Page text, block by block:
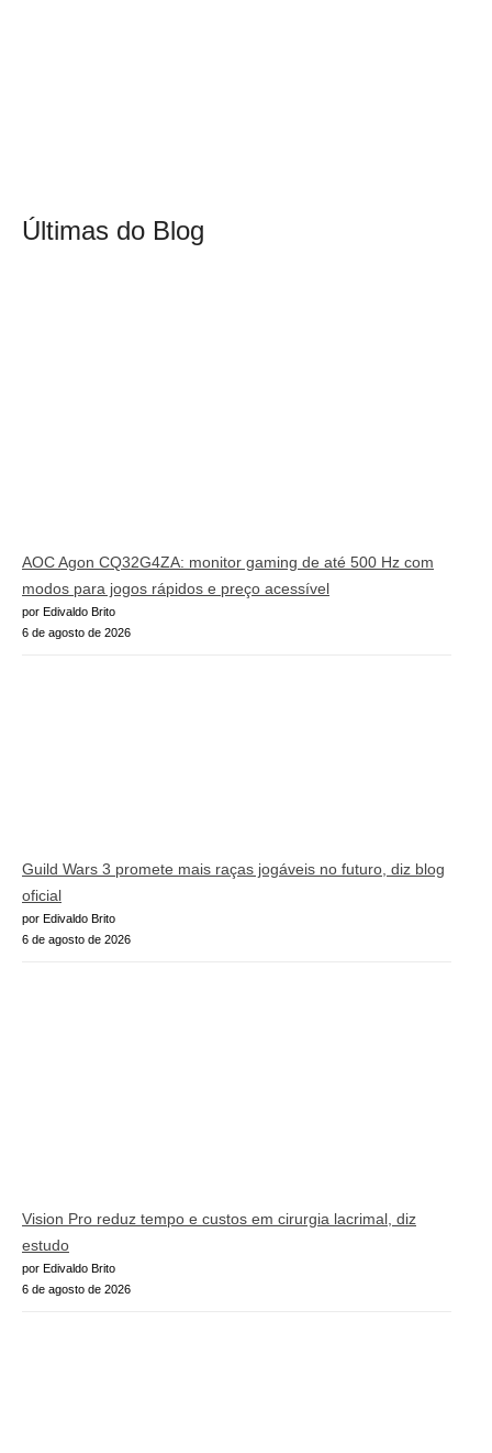
Últimas do Blog
AOC Agon CQ32G4ZA: monitor gaming de até 500 Hz com
modos para jogos rápidos e preço acessível
por Edivaldo Brito
6 de agosto de 2026
Guild Wars 3 promete mais raças jogáveis no futuro, diz blog
oficial
por Edivaldo Brito
6 de agosto de 2026
Vision Pro reduz tempo e custos em cirurgia lacrimal, diz
estudo
por Edivaldo Brito
6 de agosto de 2026